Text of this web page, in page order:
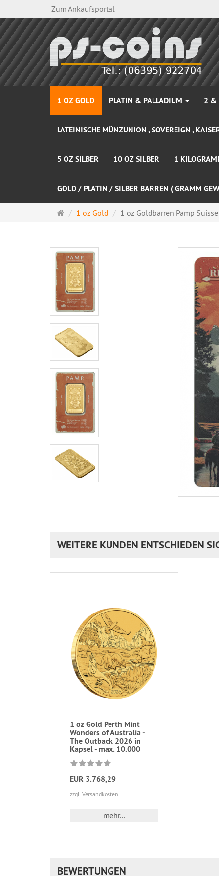
Zum Ankaufsportal
1 OZ GOLD PLATIN & PALLADIUM 2 &
LATEINISCHE MÜNZUNION , SOVEREIGN ,
5 OZ SILBER 10 OZ SILBER 1
GOLD / PLATIN / SILBER BARREN ( GRAMM
Startseite
1 oz Gold 1 oz Goldbarren Pamp
WEITERE KUNDEN ENTSCHIEDEN
1 oz Gold Perth Mint
Wonders of Australia -
The Outback 2026 in
Kapsel - max. 10.000
EUR 3.768,29
zzgl. Versandkosten
mehr...
BEWERTUNGEN